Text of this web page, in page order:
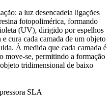
a luz desencadeia ligações
fotopolimérica, formando
(UV), dirigido por espelhos
cura cada camada de um objeto
À medida que cada camada é
move-se, permitindo a formação
tridimensional de baixo
SLA